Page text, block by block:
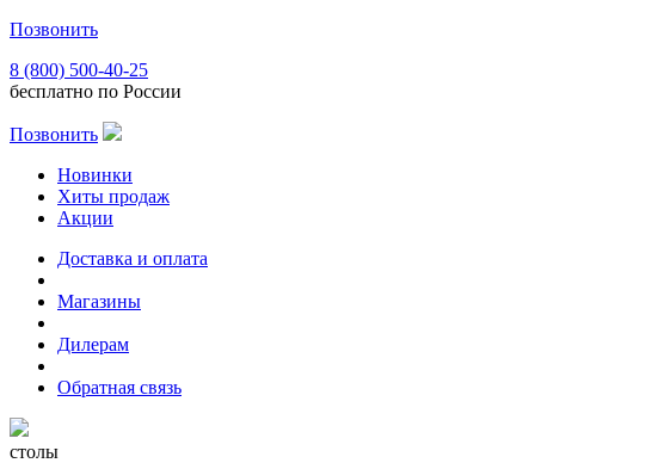
Позвонить
8 (800) 500-40-25
бесплатно по России
Позвонить
Новинки
Хиты продаж
Акции
Доставка и оплата
Магазины
Дилерам
Обратная связь
столы